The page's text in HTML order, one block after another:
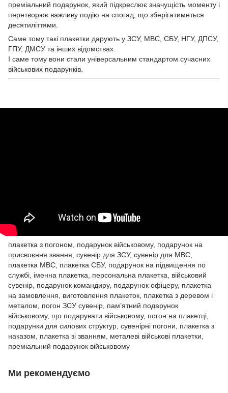
преміальний подарунок, який підкреслює значущість моменту і
перетворює важливу подію на спогад, що зберігатиметься
десятиліттями.
Саме тому такі плакетки дарують у ЗСУ, МВС, СБУ, НГУ, ДПСУ,
ГПУ, ДМСУ та інших відомствах.
І саме тому вони стали універсальним стандартом сучасних
військових подарунків.
плакетка з погоном, подарунок військовому, подарунок на
присвоєння звання, сувенір для ЗСУ, сувенір для МВС,
плакетка МВС, плакетка СБУ, подарунок на підвищення по
службі, іменна плакетка, персональна плакетка, військовий
сувенір, подарунок командиру, подарунок офіцеру, плакетка
на замовлення, виготовлення плакеток, плакетка з деревом і
металом, погон ЗСУ сувенір, пам’ятний подарунок
військовому, що подарувати військовому, погон на плакетці,
подарунки для силових структур, сувенірні погони, плакетка з
наказом, плакетка зі званням, металеві військові плакетки,
преміальний подарунок військовому
Ми рекомендуємо